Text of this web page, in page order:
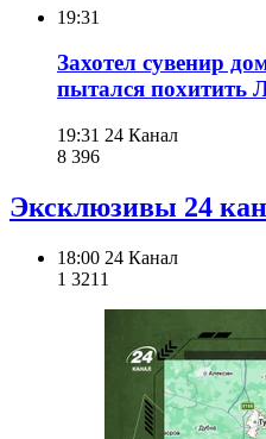
19:31
Захотел сувенир
пытался похитить
19:31 24 Канал
8 396
Эксклюзивы 24
18:00 24 Канал
1 321 1